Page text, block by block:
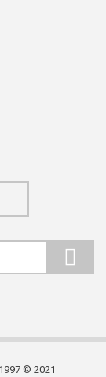
© 2021